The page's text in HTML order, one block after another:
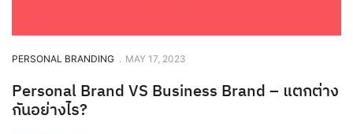
PERSONAL BRANDING . MAY 17, 2023
Personal Brand VS Business Brand – แตกต่าง
กันอย่างไร?